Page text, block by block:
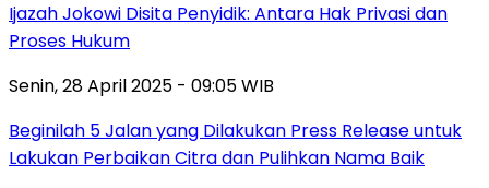
Ijazah Jokowi Disita Penyidik: Antara Hak Privasi dan
Proses Hukum
Senin, 28 April 2025 - 09:05 WIB
Beginilah 5 Jalan yang Dilakukan Press Release untuk
Lakukan Perbaikan Citra dan Pulihkan Nama Baik